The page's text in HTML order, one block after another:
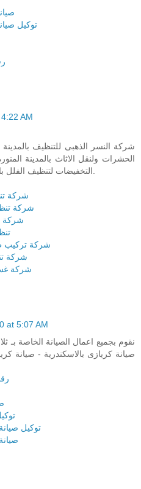
توكيل
AM
شركة النسر الذهبى للتنظيف
الحشرات ولنقل الاثاث بالمدينة
شركة
شركة
شركة
شركة تركيب
شركة
شركة
at 5:07 AM
نقوم بجميع اعمال الصيانة الخاصة بـ
صيانة كريازى بالاسكندرية - صيانة
توكيل